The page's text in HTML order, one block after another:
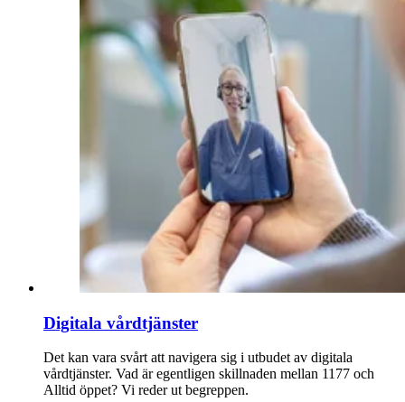
Digitala vårdtjänster
Det kan vara svårt att navigera sig i utbudet av digitala
vårdtjänster. Vad är egentligen skillnaden mellan 1177 och
Alltid öppet? Vi reder ut begreppen.